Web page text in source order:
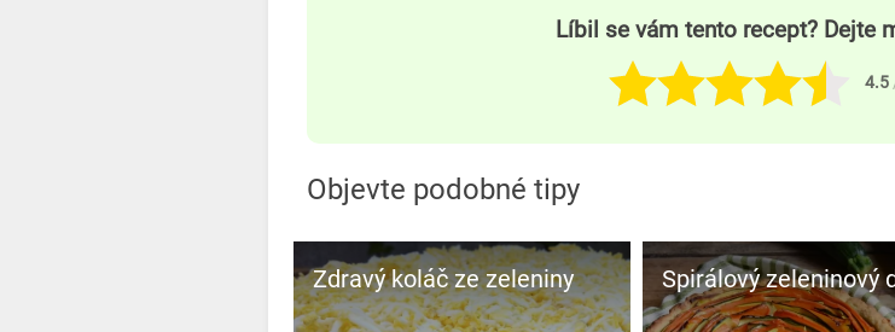
Líbil se vám tento recept? Dejte
4.5
Objevte podobné tipy
Zdravý koláč ze zeleniny Spirálový zeleninový